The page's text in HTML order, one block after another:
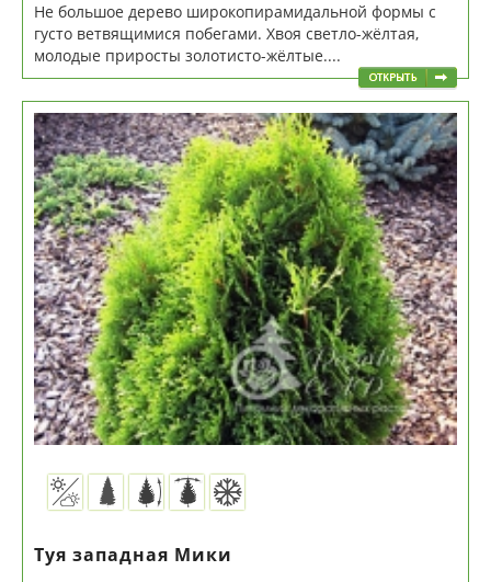
Не большое дерево широкопирамидальной формы с
густо ветвящимися побегами. Хвоя светло-жёлтая,
молодые приросты золотисто-жёлтые....
Туя западная Мики